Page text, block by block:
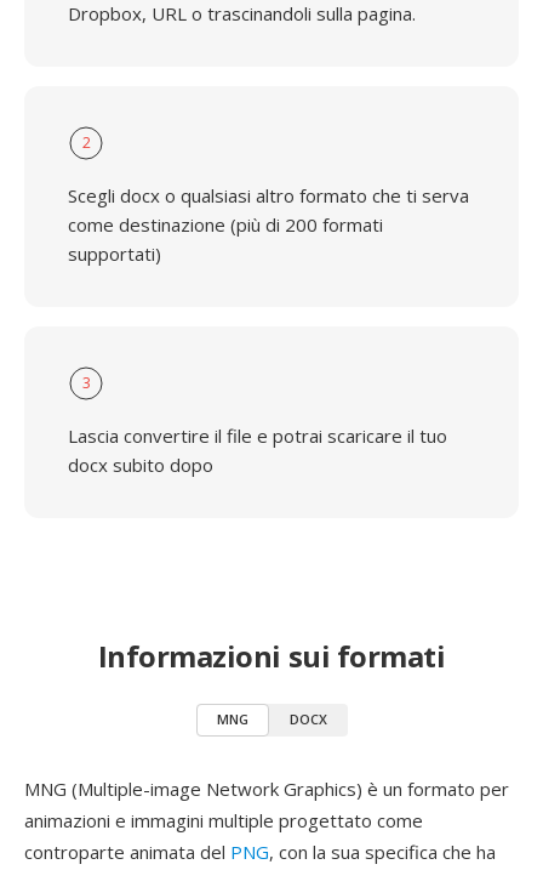
Dropbox, URL o trascinandoli sulla pagina.
2
Scegli docx o qualsiasi altro formato che ti serva
come destinazione (più di 200 formati
supportati)
3
Lascia convertire il file e potrai scaricare il tuo
docx subito dopo
Informazioni sui formati
MNG DOCX
MNG (Multiple-image Network Graphics) è un formato per
animazioni e immagini multiple progettato come
controparte animata del PNG, con la sua specifica che ha